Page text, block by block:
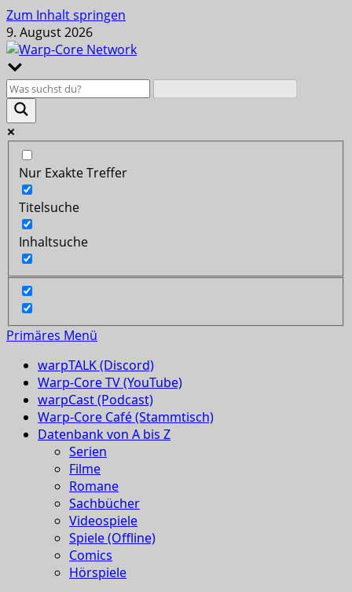
Zum Inhalt springen
9. August 2026
Nur Exakte Treffer
Titelsuche
Inhaltsuche
Primäres Menü
warpTALK (Discord)
Warp-Core TV (YouTube)
warpCast (Podcast)
Warp-Core Café (Stammtisch)
Datenbank von A bis Z
Serien
Filme
Romane
Sachbücher
Videospiele
Spiele (Offline)
Comics
Hörspiele